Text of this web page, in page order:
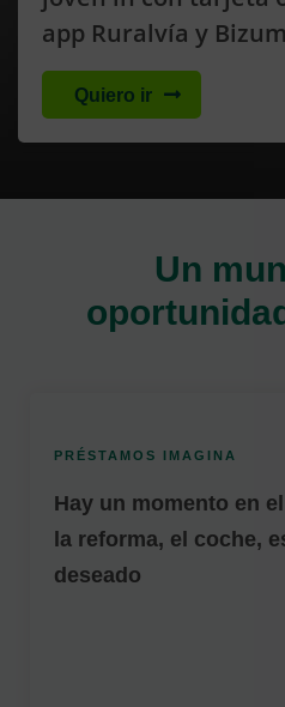
app Ruralvía y
Quiero ir
Un
PRÉSTAMOS IMAGINA
Hay un momento en
la reforma, el coche,
deseado